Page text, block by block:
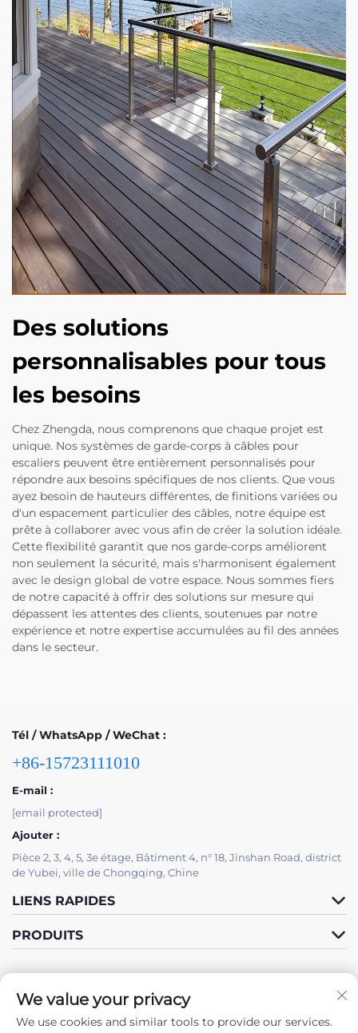
Des solutions
personnalisables pour tous
les besoins
Chez Zhengda, nous comprenons que chaque projet est
unique. Nos systèmes de garde-corps à câbles pour
escaliers peuvent être entièrement personnalisés pour
répondre aux besoins spécifiques de nos clients. Que vous
ayez besoin de hauteurs différentes, de finitions variées ou
d'un espacement particulier des câbles, notre équipe est
prête à collaborer avec vous afin de créer la solution idéale.
Cette flexibilité garantit que nos garde-corps améliorent
non seulement la sécurité, mais s'harmonisent également
avec le design global de votre espace. Nous sommes fiers
de notre capacité à offrir des solutions sur mesure qui
dépassent les attentes des clients, soutenues par notre
expérience et notre expertise accumulées au fil des années
dans le secteur.
Tél / WhatsApp / WeChat :
+86-15723111010
E-mail :
[email protected]
Ajouter :
Pièce 2, 3, 4, 5, 3e étage, Bâtiment 4, n° 18, Jinshan Road, district
de Yubei, ville de Chongqing, Chine
LIENS RAPIDES
PRODUITS
We value your privacy
We use cookies and similar tools to provide our services.